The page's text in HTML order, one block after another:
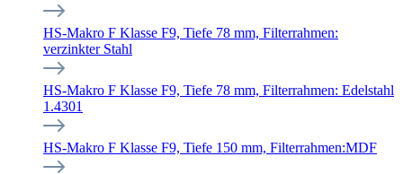
HS-Makro F Klasse F9, Tiefe 78 mm, Filterrahmen:
verzinkter Stahl
HS-Makro F Klasse F9, Tiefe 78 mm, Filterrahmen: Edelstahl
1.4301
HS-Makro F Klasse F9, Tiefe 150 mm, Filterrahmen:MDF